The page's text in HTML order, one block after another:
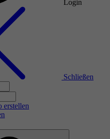
Login
Schließen
erstellen